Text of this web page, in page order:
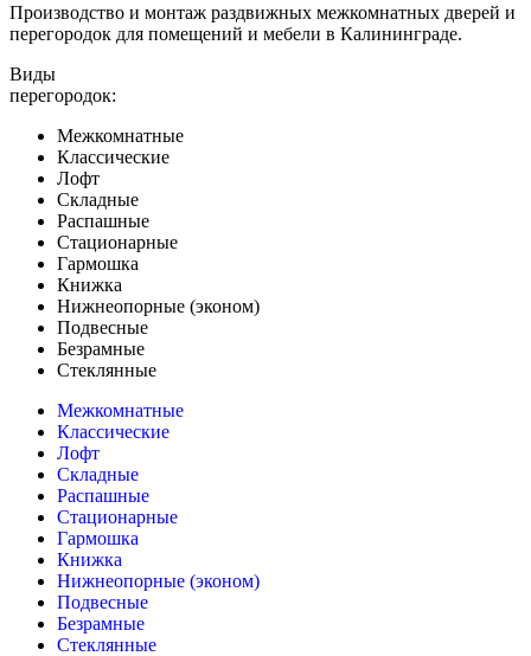
Производство и монтаж раздвижных межкомнатных дверей и
перегородок для помещений и мебели в Калининграде.
Виды
перегородок:
Межкомнатные
Классические
Лофт
Складные
Распашные
Стационарные
Гармошка
Книжка
Нижнеопорные (эконом)
Подвесные
Безрамные
Стеклянные
Межкомнатные
Классические
Лофт
Складные
Распашные
Стационарные
Гармошка
Книжка
Нижнеопорные (эконом)
Подвесные
Безрамные
Стеклянные